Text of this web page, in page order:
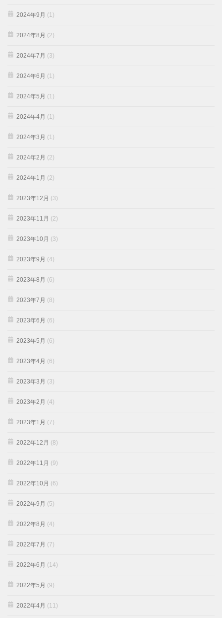
2024年9月 (1)
2024年8月 (2)
2024年7月 (3)
2024年6月 (1)
2024年5月 (1)
2024年4月 (1)
2024年3月 (1)
2024年2月 (2)
2024年1月 (2)
2023年12月 (3)
2023年11月 (2)
2023年10月 (3)
2023年9月 (4)
2023年8月 (6)
2023年7月 (8)
2023年6月 (6)
2023年5月 (6)
2023年4月 (6)
2023年3月 (3)
2023年2月 (4)
2023年1月 (7)
2022年12月 (8)
2022年11月 (9)
2022年10月 (6)
2022年9月 (5)
2022年8月 (4)
2022年7月 (7)
2022年6月 (14)
2022年5月 (9)
2022年4月 (11)